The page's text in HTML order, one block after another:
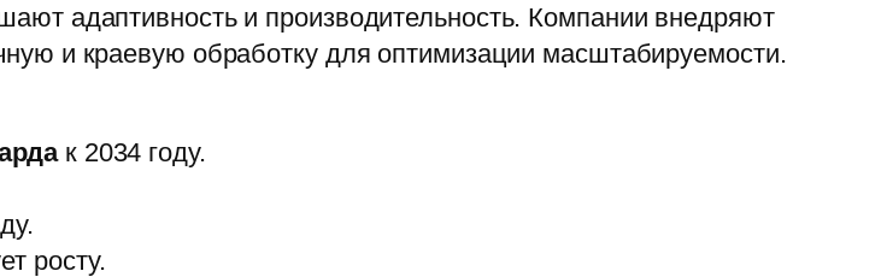
адаптивность и производительность. Компании внедряют
и краевую обработку для оптимизации масштабируемости.
к 2034 году.
росту.